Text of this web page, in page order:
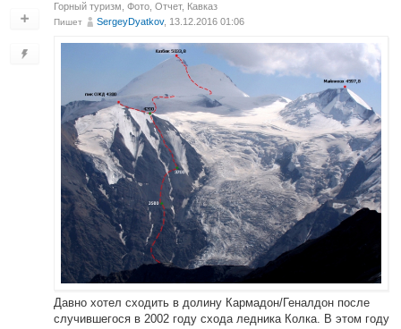
Горный туризм Фото Отчет, Кавказ
Пишет SergeyDyatkov, 13.12.2016 01:06
Давно хотел сходить в долину Кармадон/Геналдон после
случившегося в 2002 году схода ледника Колка. В этом году